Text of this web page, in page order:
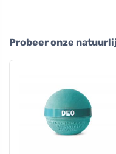
Probeer onze